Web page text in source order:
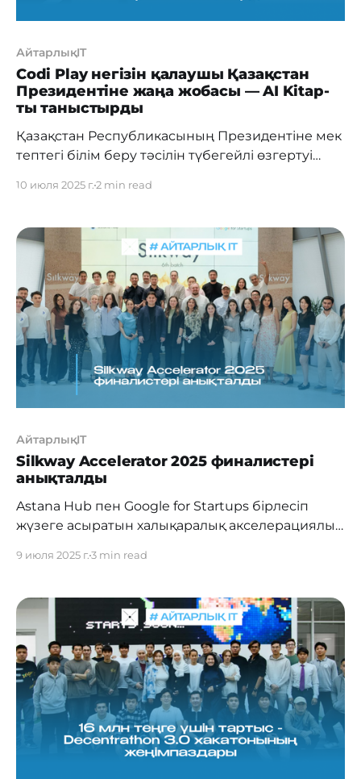
АйтарлықIT
Codi Play негізін қалаушы Қазақстан
Президентіне жаңа жобасы — AI Kitap-
ты таныстырды
Қазақстан Республикасының Президентіне мек
тептегі білім беру тәсілін түбегейлі өзгертуі
халықаралық EdTech-компаниясы CodiPlay
бар цифрлық оқулық.
Жанәділ Талдыбаев таныстырған жаңа
жоба 2025 жылғы 9 шілдеде Орталық Азиядағы
ең қуатты суперкомпьютердің іске қосылуына
арналған тарихи іс-шара аясында
өтті. Бұл оқиға цифрлық
10 июля 2025 г.2 min read
АйтарлықIT
Silkway Accelerator 2025 финалистері
анықталды
Astana Hub пен Google for Startups бірлесіп
жүзеге асыратын халықаралық акселерациялық
өтінімнің ішінен әлеуеті жоғары командаларды
таңдап алды. Финалдық тізімге Қазақстан,
Өзбекстан, Қырғызстан, Тәжікстан, Әзербайжан
және Моңғолиядан келген технологиялық
стартаптар енді. Барлық жоба PMF немесе Scale
9 июля 2025 г.3 min read